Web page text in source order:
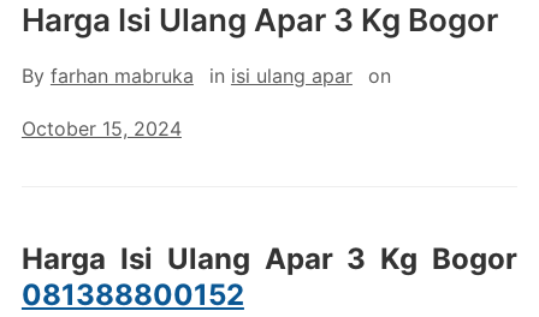
Harga Isi Ulang Apar 3 Kg Bogor
By farhan mabruka in isi ulang apar on
October 15, 2024
Harga Isi Ulang Apar 3 Kg Bogor
081388800152